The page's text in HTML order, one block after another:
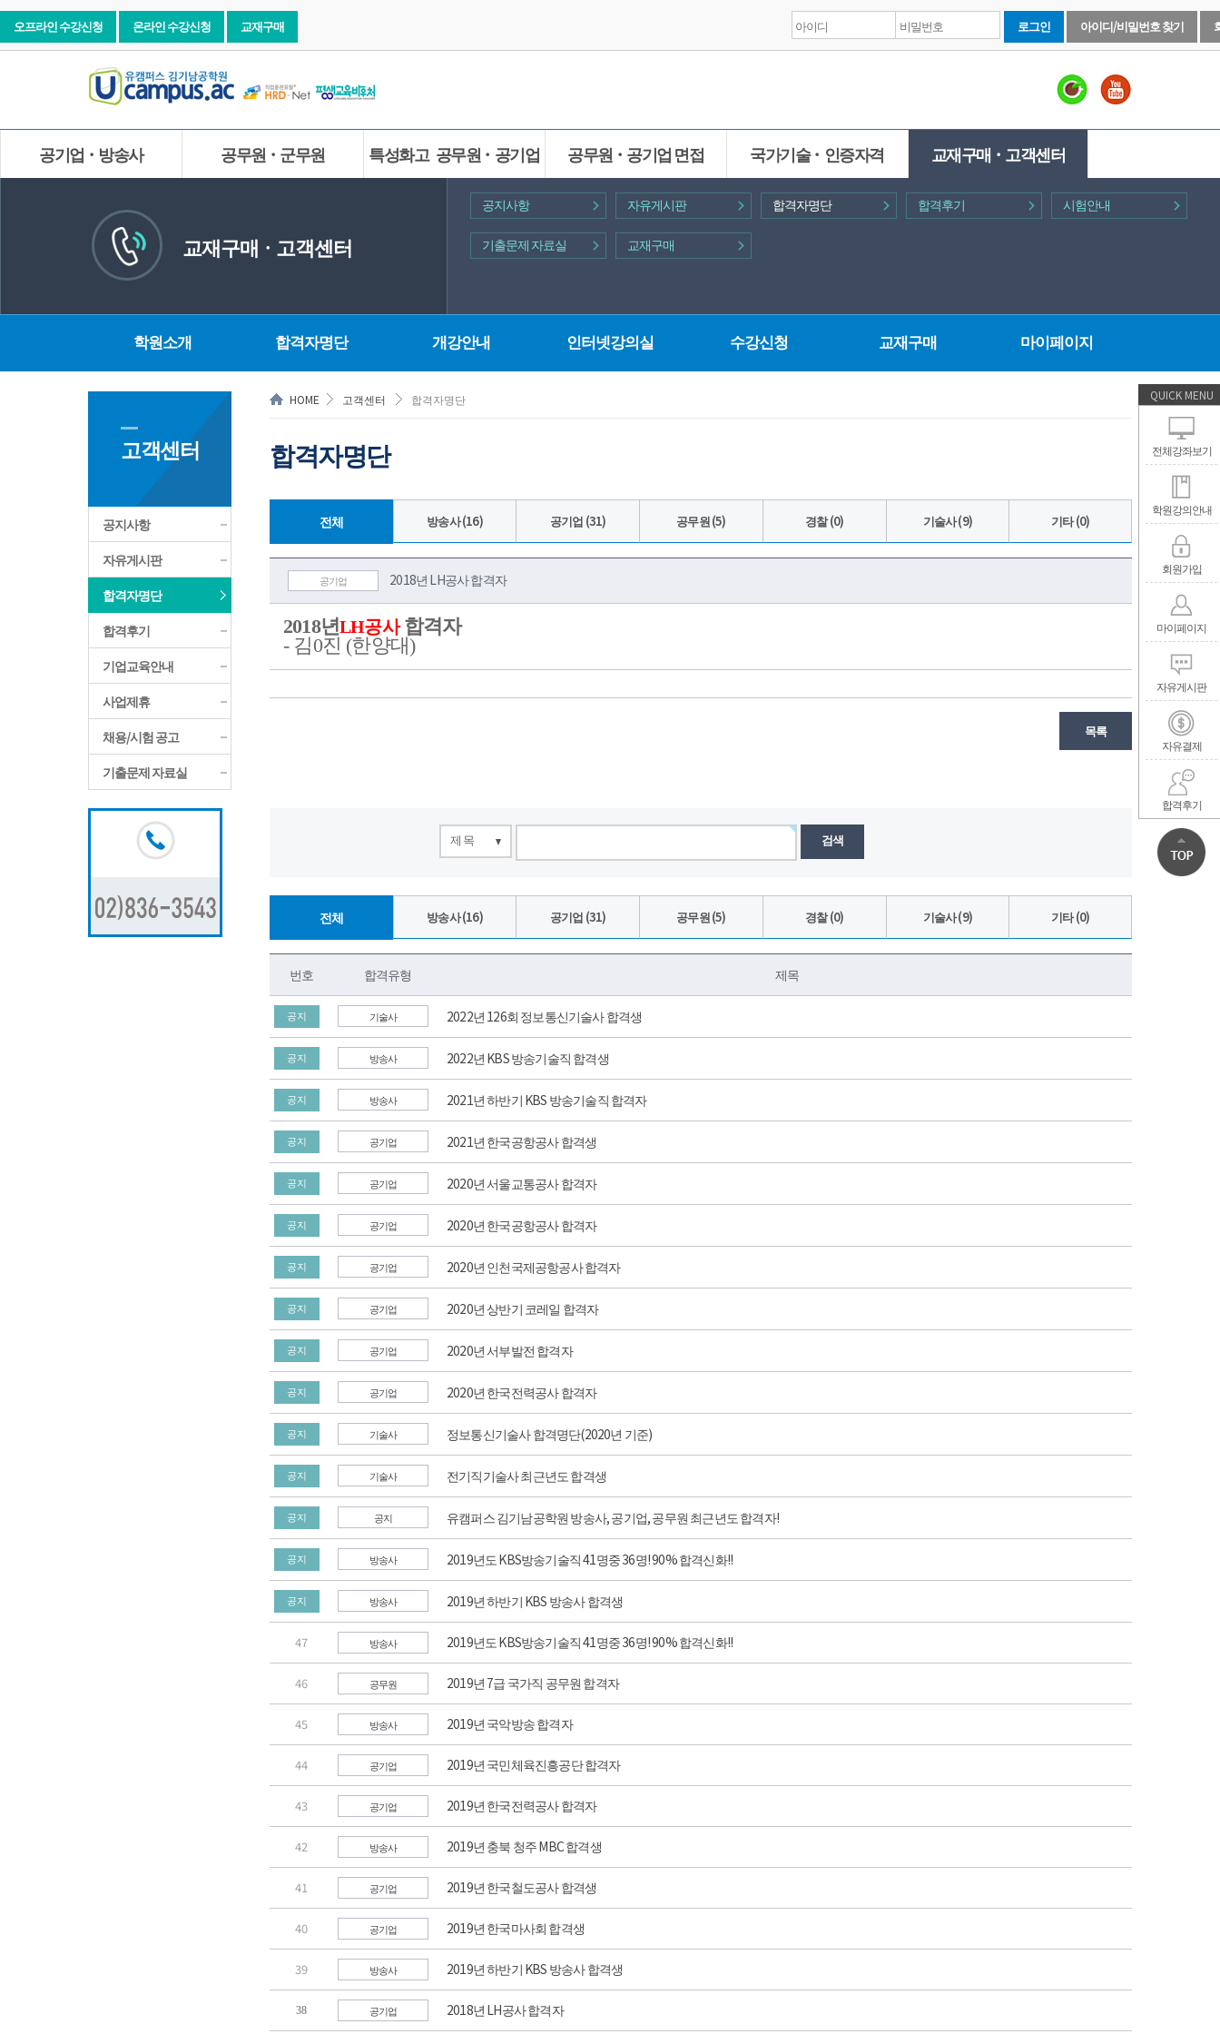
오프라인 수강신청 온라인 수강신청 교재구매 로그인 아이디/비밀번호 찾기
공기업ㆍ방송사 공무원ㆍ군무원 특성화고 공무원ㆍ공기업 공무원ㆍ공기업 면접 국가기술ㆍ인증자격 교재구매ㆍ고객센터
교재구매ㆍ고객센터
공지사항 자유게시판 합격자명단 합격후기 시험안내
기출문제 자료실 교재구매
QUICK MENU
전체강좌보기
학원강의안내
회원가입
마이페이지
자유게시판
자유결제
합격후기
학원소개 합격자명단 개강안내 인터넷강의실 수강신청 교재구매 마이페이지
고객센터
공지사항
자유게시판
합격자명단
합격후기
기업교육안내
사업제휴
채용/시험 공고
기출문제 자료실
HOME 고객센터 합격자명단
합격자명단
전체 방송사 (16) 공기업 (31) 공무원 (5) 경찰 (0) 기술사 (9) 기타 (0)
공기업 2018년 LH공사 합격자
2018년LH공사합격자
- 김0진 (한양대)
목록
제목 검색
전체 방송사 (16) 공기업 (31) 공무원 (5) 경찰 (0) 기술사 (9) 기타 (0)
번호 합격유형 제목
공지 기술사 2022년 126회 정보통신기술사 합격생
공지 방송사 2022년 KBS 방송기술직 합격생
공지 방송사 2021년 하반기 KBS 방송기술직 합격자
공지 공기업 2021년 한국공항공사 합격생
공지 공기업 2020년 서울교통공사 합격자
공지 공기업 2020년 한국공항공사 합격자
공지 공기업 2020년 인천국제공항공사 합격자
공지 공기업 2020년 상반기 코레일 합격자
공지 공기업 2020년 서부발전 합격자
공지 공기업 2020년 한국전력공사 합격자
공지 기술사 정보통신기술사 합격명단(2020년 기준)
공지 기술사 전기직기술사 최근년도 합격생
공지 공지 유캠퍼스 김기남공학원 방송사, 공기업, 공무원 최근년도 합격자!
공지 방송사 2019년도 KBS방송기술직 41명중 36명! 90% 합격신화!!
공지 방송사 2019년 하반기 KBS 방송사 합격생
47 방송사 2019년도 KBS방송기술직 41명중 36명! 90% 합격신화!!
46 공무원 2019년 7급 국가직 공무원 합격자
45 방송사 2019년 국악방송 합격자
44 공기업 2019년 국민체육진흥공단 합격자
43 공기업 2019년 한국전력공사 합격자
42 방송사 2019년 충북 청주 MBC 합격생
41 공기업 2019년 한국철도공사 합격생
40 공기업 2019년 한국마사회 합격생
39 방송사 2019년 하반기 KBS 방송사 합격생
38 공기업 2018년 LH공사 합격자